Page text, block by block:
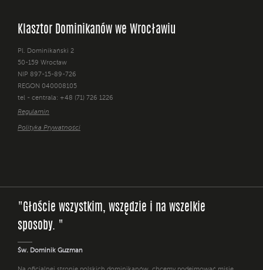
Klasztor Dominikanów we Wrocławiu
Pl. Dominikański 2
50-159 Wrocław
NIP 897-15-89-726
REGON 040008105
tel - centrala: +48 (71) 726 1226
Regulamin
Polityka Prywatności
"Głoście wszystkim, wszędzie i na wszelkie
sposoby. "
Św. Dominik Guzman